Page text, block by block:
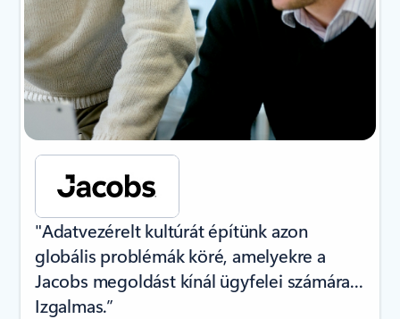
"Adatvezérelt kultúrát építünk azon
globális problémák köré, amelyekre a
Jacobs megoldást kínál ügyfelei számára...
Izgalmas.”